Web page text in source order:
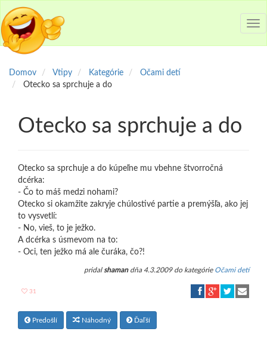
Domov Vtipy Kategórie
Očami detí
Otecko sa sprchuje a do
Otecko sa sprchuje a do
Otecko sa sprchuje a do kúpeľne mu vbehne štvorročná
dcérka:
- Čo to máš medzi nohami?
Otecko si okamžite zakryje chúlostivé partie a premýšľa, ako jej
to vysvetlí:
- No, vieš, to je ježko.
A dcérka s úsmevom na to:
- Oci, ten ježko má ale čuráka, čo?!
pridal shamandňa 4.3.2009 do kategórie Očami detí
31
Predošlí Náhodný Ďaľší